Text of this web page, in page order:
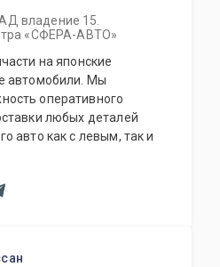
владение 15.
«СФЕРА-АВТО»
на японские
Мы
оперативного
любых деталей
авто как с левым, так и